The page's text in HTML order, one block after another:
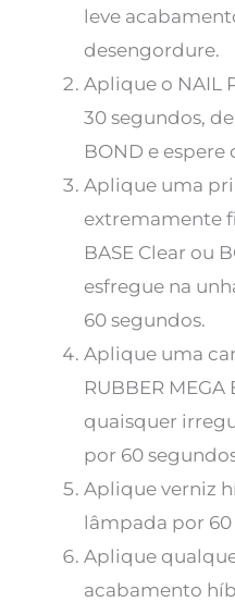
leve
desengordure.
Aplique o NAIL
30 segundos,
BOND e espere
Aplique uma
extremamente
BASE Clear ou
esfregue na
60 segundos.
Aplique uma
RUBBER MEGA
quaisquer
por 60
Aplique verniz
lâmpada por 60
Aplique
acabamento